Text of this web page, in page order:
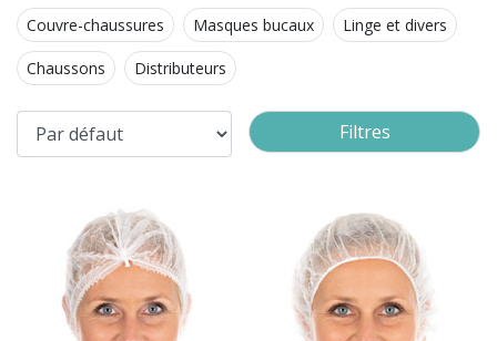
Couvre-chaussures Masques bucaux Linge et divers
Chaussons Distributeurs
Filtres